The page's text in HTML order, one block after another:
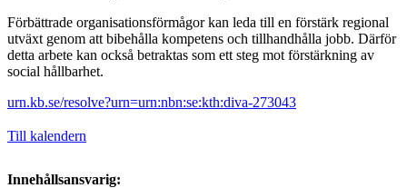
Förbättrade organisationsförmågor kan leda till en förstärk regional
utväxt genom att bibehålla kompetens och tillhandhålla jobb. Därför
detta arbete kan också betraktas som ett steg mot förstärkning av
social hållbarhet.
urn.kb.se/resolve?urn=urn:nbn:se:kth:diva-273043
Till kalendern
Innehållsansvarig: